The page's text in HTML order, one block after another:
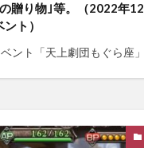
贈り物｣等。（2022年
ト）
ント「天上劇団もぐら座